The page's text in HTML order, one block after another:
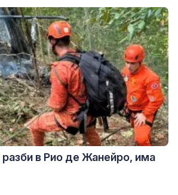
в Рио де Жанейро, има